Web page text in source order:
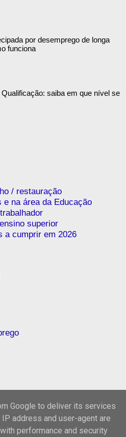
por desemprego de longa
funciona
saiba em que nível se
/ restauração
e na área da Educação
superior
a cumprir em 2026
Google to deliver its services
address and user-agent are
performance and security